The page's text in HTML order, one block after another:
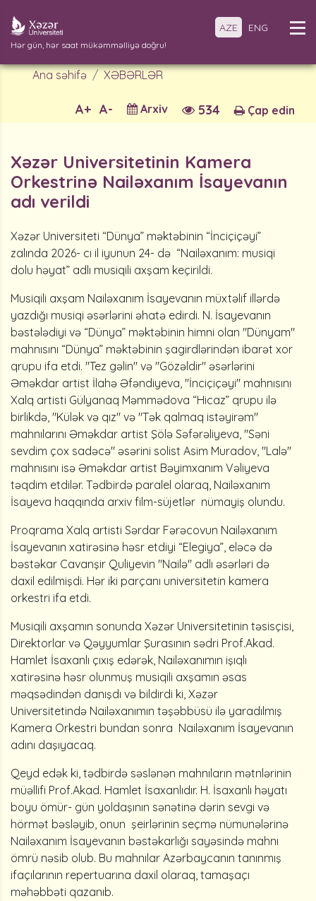
Hər gün, hər saat mükəmməlliyə doğru!
AZE ENG
Ana səhifə XƏBƏRLƏR
Çap edin
534
Arxiv
A-
A+
Xəzər Universitetinin Kamera
Orkestrinə Nailəxanım İsayevanın
adı verildi
Xəzər Universiteti “Dünya” məktəbinin “İnciçiçəyi”
zalında 2026- cı il iyunun 24- də “Nailəxanım: musiqi
dolu həyat” adlı musiqili axşam keçirildi.
Musiqili axşam Nailəxanım İsayevanın müxtəlif illərdə
yazdığı musiqi əsərlərini əhatə edirdi. N. İsayevanın
bəstələdiyi və “Dünya” məktəbinin himni olan "Dünyam"
mahnısını “Dünya” məktəbinin şagirdlərindən ibarət xor
qrupu ifa etdi. "Tez gəlin" və "Gözəldir" əsərlərini
Əməkdar artist İlahə Əfəndiyeva, "İnciçiçəyi" mahnısını
Xalq artisti Gülyanaq Məmmədova “Hicaz” qrupu ilə
birlikdə, "Külək və qız" və "Tək qalmaq istəyirəm"
mahnılarını Əməkdar artist Şölə Səfərəliyeva, "Səni
sevdim çox sadəcə" əsərini solist Asim Muradov, "Lalə"
mahnısını isə Əməkdar artist Bəyimxanım Vəliyeva
təqdim etdilər. Tədbirdə paralel olaraq, Nailəxanım
İsayeva haqqında arxiv film-süjetlər nümayiş olundu.
Proqrama Xalq artisti Sərdar Fərəcovun Nailəxanım
İsayevanın xatirəsinə həsr etdiyi “Elegiya”, eləcə də
bəstəkar Cavanşir Quliyevin "Nailə" adlı əsərləri də
daxil edilmişdi. Hər iki parçanı universitetin kamera
orkestri ifa etdi.
Musiqili axşamın sonunda Xəzər Universitetinin təsisçisi,
Direktorlar və Qəyyumlar Şurasının sədri Prof.Akad.
Hamlet İsaxanlı çıxış edərək, Nailəxanımın işıqlı
xatirəsinə həsr olunmuş musiqili axşamın əsas
məqsədindən danışdı və bildirdi ki, Xəzər
Universitetində Nailəxanımın təşəbbüsü ilə yaradılmış
Kamera Orkestri bundan sonra Nailəxanım İsayevanın
adını daşıyacaq.
Qeyd edək ki, tədbirdə səslənən mahnıların mətnlərinin
müəllifi Prof.Akad. Hamlet İsaxanlıdır. H. İsaxanlı həyatı
boyu ömür- gün yoldaşının sənətinə dərin sevgi və
hörmət bəsləyib, onun şeirlərinin seçmə nümunələrinə
Nailəxanım İsayevanın bəstəkarlığı sayəsində mahnı
ömrü nəsib olub. Bu mahnılar Azərbaycanın tanınmış
ifaçılarının repertuarına daxil olaraq, tamaşaçı
məhəbbəti qazanıb.